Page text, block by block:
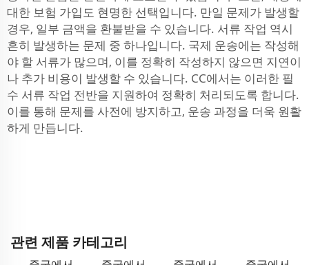
대한 보험 가입도 현명한 선택입니다. 만일 문제가 발생할
경우, 일부 금액을 환불받을 수 있습니다. 서류 작업 역시
흔히 발생하는 문제 중 하나입니다. 국제 운송에는 작성해
야 할 서류가 많으며, 이를 정확히 작성하지 않으면 지연이
나 추가 비용이 발생할 수 있습니다. CC에서는 이러한 필
수 서류 작업 전반을 지원하여 정확히 처리되도록 합니다.
이를 통해 문제를 사전에 방지하고, 운송 과정을 더욱 원활
하게 만듭니다.
관련 제품 카테고리